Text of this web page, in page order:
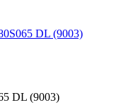
DL (9003)
DL (9003)